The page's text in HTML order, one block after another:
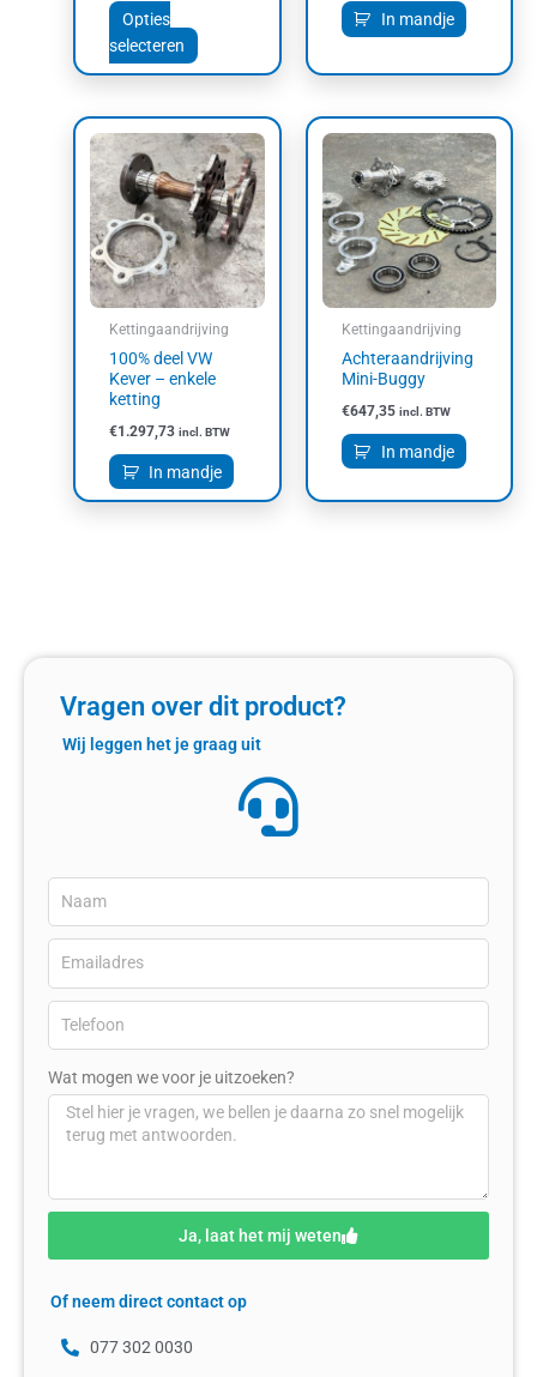
Opties
selecteren
In mandje
Kettingaandrijving
100% deel VW
Kever – enkele
ketting
€1.297,73 incl. BTW
In mandje
Kettingaandrijving
Achteraandrijving
Mini-Buggy
€647,35 incl. BTW
In mandje
Vragen over dit product?
Wij leggen het je graag uit
Wat mogen we voor je uitzoeken?
Ja, laat het mij weten
Of neem direct contact op
077 302 0030